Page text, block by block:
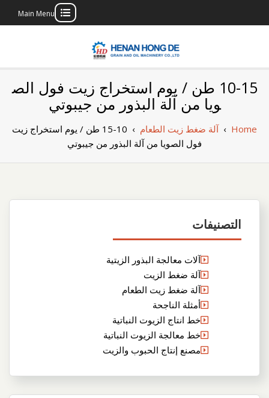
Main Menu
بناء مصنع إنتاج
الزيوت النباتية
الخاص بك
10-15 طن / يوم استخراج زيت فول الص
ويا من آلة البذور من جيبوتي
Home
›آلة ضغط زيت الطعام ›
10-15 طن / يوم استخراج زيت
فول الصويا من آلة البذور من جيبوتي
التصنيفات
آلات معالجة البذور الزيتية
آلة ضغط الزيت
آلة ضغط زيت الطعام
أمثلة الناجحة
خط انتاج الزيوت النباتية
خط معالجة الزيوت النباتية
مصنع إنتاج الحبوب والزيت